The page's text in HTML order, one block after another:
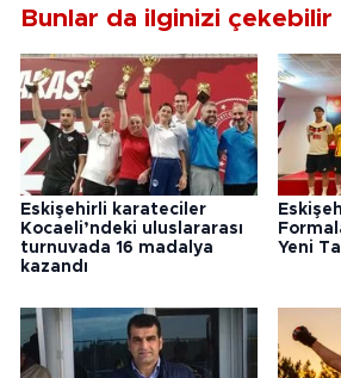
Bunlar da ilginizi çekebilir
Eskişehirli karateciler
Kocaeli’ndeki uluslararası
turnuvada 16 madalya
kazandı
Yeni